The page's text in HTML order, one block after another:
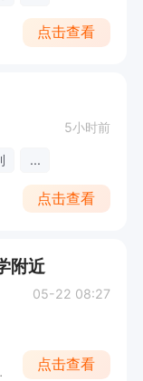
点击查看
5小时前
...
点击查看
附近
05-22 08:27
附近）
点击查看